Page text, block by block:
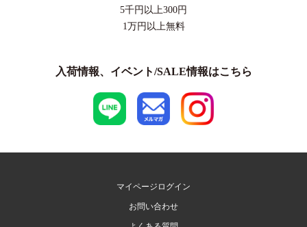
5千円以上300円
1万円以上無料
入荷情報、イベント/SALE情報はこちら
マイページログイン
お問い合わせ